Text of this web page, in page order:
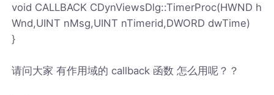
void CALLBACK CDynViewsDlg::TimerProc(HWND h
Wnd,UINT nMsg,UINT nTimerid,DWORD dwTime)
}
请问大家 有作用域的 callback 函数 怎么用呢？？